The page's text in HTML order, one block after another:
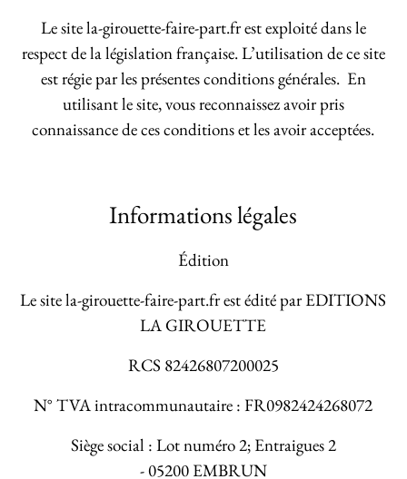
Le site la-girouette-faire-part.fr est exploité dans le
respect de la législation française. L’utilisation de ce site
est régie par les présentes conditions générales. En
utilisant le site, vous reconnaissez avoir pris
connaissance de ces conditions et les avoir acceptées.
Informations légales
Édition
Le site la-girouette-faire-part.fr est édité parEDITIONS
LA GIROUETTE
RCS 82426807200025
N° TVA intracommunautaire : FR0982424268072
Siège social : Lot numéro 2; Entraigues 2
- 05200 EMBRUN